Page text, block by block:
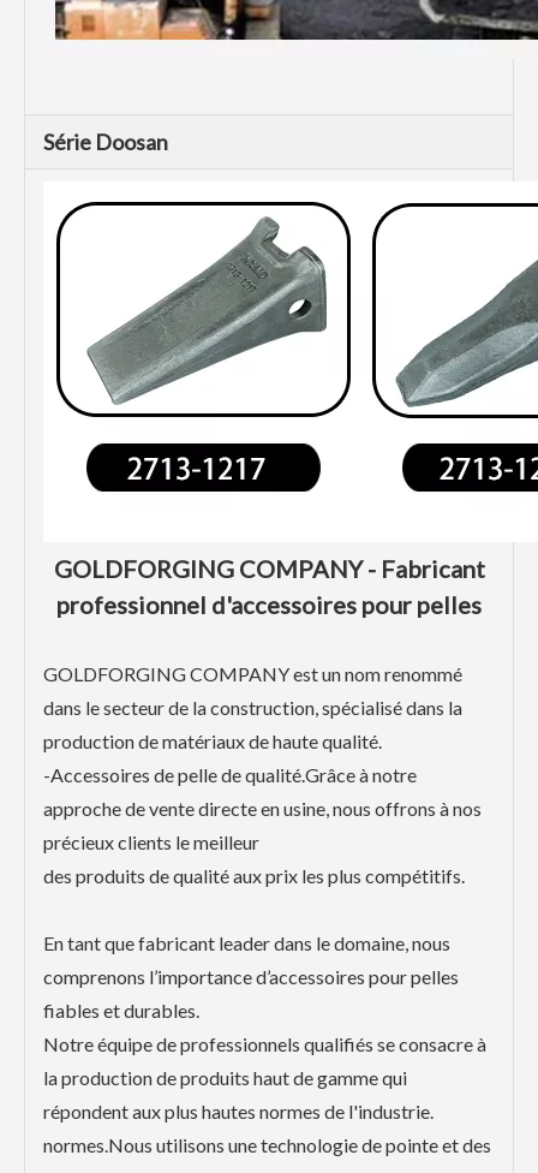
Série Doosan
GOLDFORGING COMPANY - Fabricant
professionnel d'accessoires pour pelles
GOLDFORGING COMPANY est un nom renommé
dans le secteur de la construction, spécialisé dans la
production de matériaux de haute qualité.
-Accessoires de pelle de qualité.Grâce à notre
approche de vente directe en usine, nous offrons à nos
précieux clients le meilleur
des produits de qualité aux prix les plus compétitifs.
En tant que fabricant leader dans le domaine, nous
comprenons l’importance d’accessoires pour pelles
fiables et durables.
Notre équipe de professionnels qualifiés se consacre à
la production de produits haut de gamme qui
répondent aux plus hautes normes de l'industrie.
normes.Nous utilisons une technologie de pointe et des